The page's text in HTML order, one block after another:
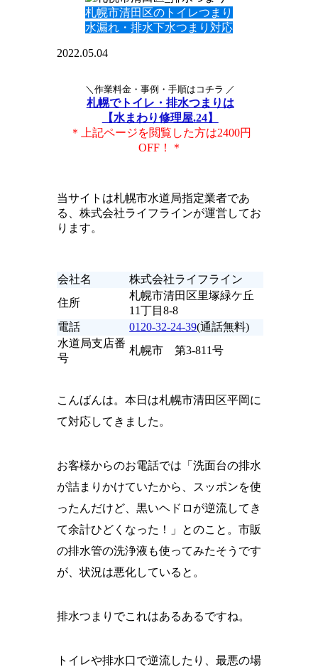
札幌市清田区のトイレつまり
水漏れ・排水下水つまり対応
2022.05.04
＼作業料金・事例・手順はコチラ ／
札幌でトイレ・排水つまりは
【水まわり修理屋.24】
＊上記ページを閲覧した方は2400円
OFF！＊
当サイトは札幌市水道局指定業者であ
る、株式会社ライフラインが運営してお
ります。
会社名
株式会社ライフライン
住所
札幌市清田区里塚緑ケ丘
11丁目8-8
電話
0120-32-24-39(通話無料)
水道局支店番
号
札幌市 第3-811号
こんばんは。本日は札幌市清田区平岡に
て対応してきました。
お客様からのお電話では「洗面台の排水
が詰まりかけていたから、スッポンを使
ったんだけど、黒いヘドロが逆流してき
て余計ひどくなった！」とのこと。市販
の排水管の洗浄液も使ってみたそうです
が、状況は悪化していると。
排水つまりでこれはあるあるですね。
トイレや排水口で逆流したり、最悪の場